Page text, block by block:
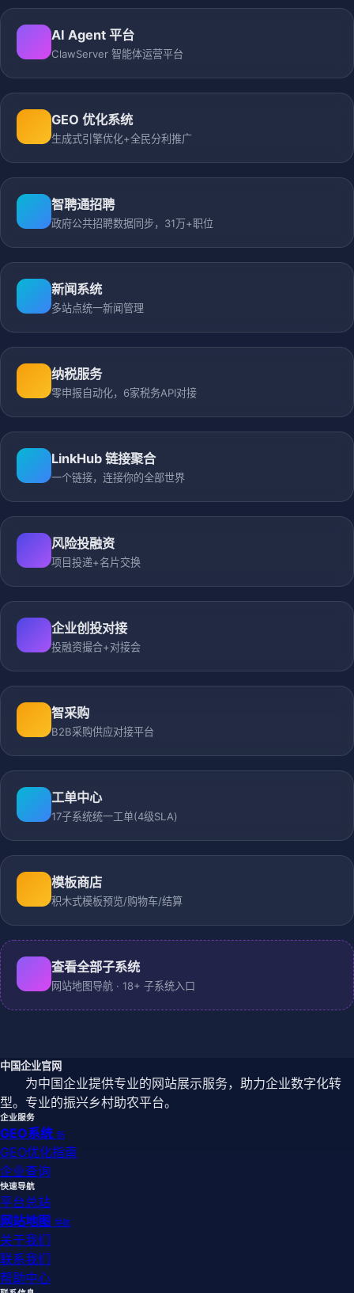
AI Agent 平台
ClawServer 智能体运营平台
GEO 优化系统
生成式引擎优化+全民分利推广
智聘通招聘
政府公共招聘数据同步，31万+职位
新闻系统
多站点统一新闻管理
纳税服务
零申报自动化，6家税务API对接
LinkHub 链接聚合
一个链接，连接你的全部世界
风险投融资
项目投递+名片交换
企业创投对接
投融资撮合+对接会
智采购
B2B采购供应对接平台
工单中心
17子系统统一工单(4级SLA)
模板商店
积木式模板预览/购物车/结算
查看全部子系统
网站地图导航 · 18+ 子系统入口
中国企业官网
为中国企业提供专业的网站展示服务，助力企业数字化转
型。专业的振兴乡村助农平台。
企业服务
GEO系统 新
GEO优化指南
企业查询
快速导航
平台总站
网站地图 导航
关于我们
联系我们
帮助中心